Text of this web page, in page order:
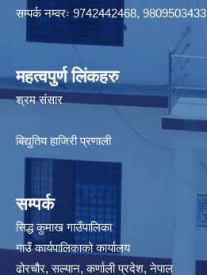
सम्पर्क नम्वरः 9742442468, 9809503433
महत्वपुर्ण लिंकहरु
श्रम संसार
बिद्युतिय हाजिरी प्रणाली
सम्पर्क
सिद्ध कुमाख गाउँपालिका
गाउँ कार्यपालिकाको कार्यालय
ढोरचौर, सल्यान, कर्णाली प्रदेश, नेपाल